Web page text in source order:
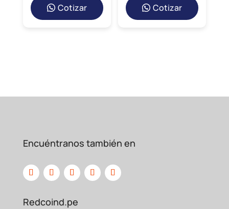
Cotizar Cotizar
Encuéntranos también en
Redcoind.pe